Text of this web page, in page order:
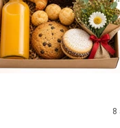
8